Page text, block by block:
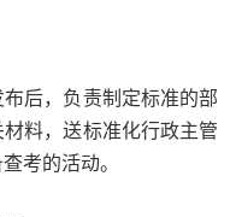
后，负责制定标准的部
料，送标准化行政主管
考的活动。